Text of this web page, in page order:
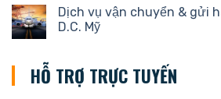
Dịch vụ vận chuyển & gửi
D.C. Mỹ
HỖ TRỢ TRỰC TUYẾN